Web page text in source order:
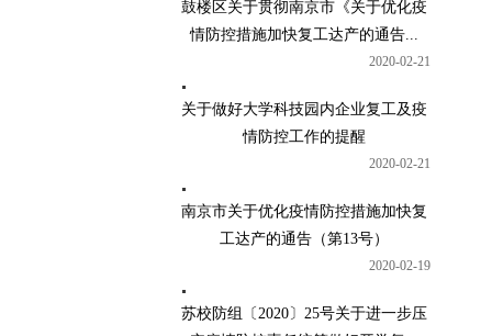
鼓楼区关于贯彻南京市《关于优化疫
情防控措施加快复工达产的通告...
2020-02-21
关于做好大学科技园内企业复工及疫
情防控工作的提醒
2020-02-21
南京市关于优化疫情防控措施加快复
工达产的通告（第13号）
2020-02-19
苏校防组〔2020〕25号关于进一步压